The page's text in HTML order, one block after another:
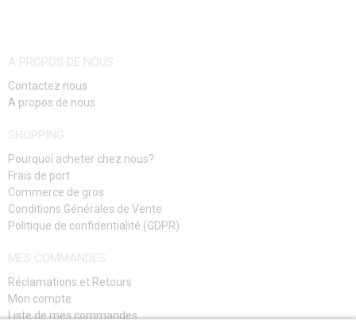
BRASSARD D'ÉQUIPE
PARACORD, CORDES, MOUSQUETONS
CAMOUFLAGE, BANDE CAMOUFLAGE
RADIOS, CASQUES, CAMÉRAS
ACCESSOIRES POUR RÉPLIQUE
PIECE DE RECHANGE, UPGRADE
SERVICE ET MAINTENANCE D'RÉPLIQUE
A PROPOS DE NOUS
Contactez nous
A propos de nous
SHOPPING
Pourquoi acheter chez nous?
Frais de port
Commerce de gros
Conditions Générales de Vente
Politique de confidentialité (GDPR)
MES COMMANDES
Réclamations et Retours
Mon compte
Liste de mes commandes